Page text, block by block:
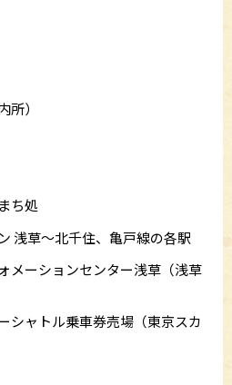
）
ち処
浅草～北千住、亀戸線の各駅
メーションセンター浅草（浅草
ャトル乗車券売場（東京スカ